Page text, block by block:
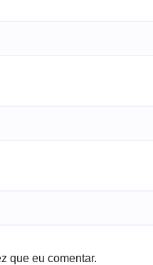
que eu comentar.